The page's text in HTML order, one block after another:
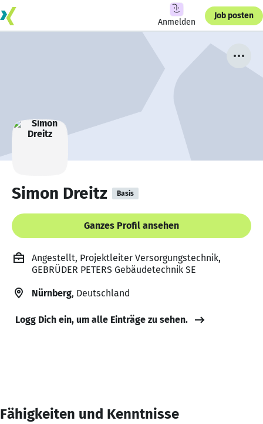
Anmelden
Job posten
Simon Dreitz Basis
Ganzes Profil ansehen
Angestellt, Projektleiter Versorgungstechnik,
GEBRÜDER PETERS Gebäudetechnik SE
Nürnberg, Deutschland
Logg Dich ein, um alle Einträge zu sehen.
Fähigkeiten und Kenntnisse